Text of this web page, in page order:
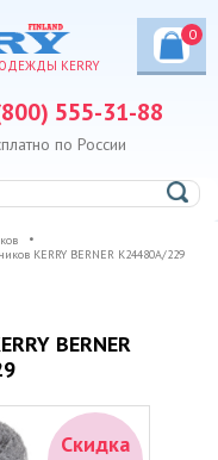
KERRY
0
555-31-88
по России
KERRY BERNER K24480A/229
BERNER
Скидка